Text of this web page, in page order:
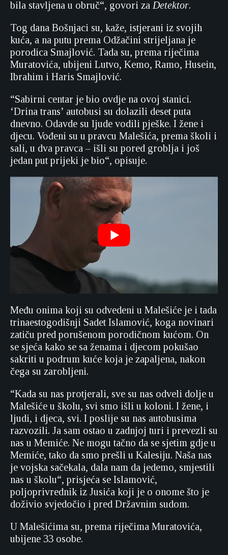
bila stavljena u obruč“, govori za Detektor.
Tog dana Bošnjaci su, kaže, istjerani iz svojih
kuća, a na putu prema Odžačini strijeljana je
porodica Smajlović. Tada su, prema riječima
Muratovića, ubijeni Lutvo, Kemo, Ramo, Husein,
Ibrahim i Haris Smajlović.
“Sabirni centar je bio ovdje na ovoj stanici.
‘Drina trans’ autobusi su dolazili deset puta
dnevno. Odavde su ljude vodili pješke. I žene i
djecu. Vođeni su u pravcu Malešića, prema školi i
sali, u dva pravca – išli su pored groblja i još
jedan put prijeki je bio“, opisuje.
Među onima koji su odvedeni u Malešiće je i tada
trinaestogodišnji Sadet Islamović, koga novinari
zatiču pred porušenom porodičnom kućom. On
se sjeća kako se sa ženama i djecom pokušao
sakriti u podrum kuće koja je zapaljena, nakon
čega su zarobljeni.
“Kada su nas protjerali, sve su nas odveli dolje u
Malešiće u školu, svi smo išli u koloni. I žene, i
ljudi, i djeca, svi. I poslije su nas autobusima
razvozili. Ja sam ostao u zadnjoj turi i prevezli su
nas u Memiće. Ne mogu tačno da se sjetim gdje u
Memiće, tako da smo prešli u Kalesiju. Naša nas
je vojska sačekala, dala nam da jedemo, smjestili
nas u školu“, prisjeća se Islamović,
poljoprivrednik iz Jusića koji je o onome što je
doživio svjedočio i pred Državnim sudom.
U Malešićima su, prema riječima Muratovića,
ubijene 33 osobe.